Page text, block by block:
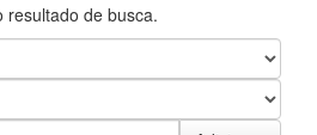
resultado de busca.